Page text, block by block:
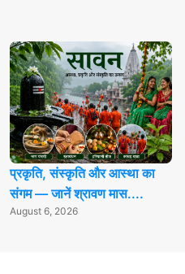
प्रकृति, संस्कृति और आस्था का
संगम — जानें श्रावण मास....
August 6, 2026